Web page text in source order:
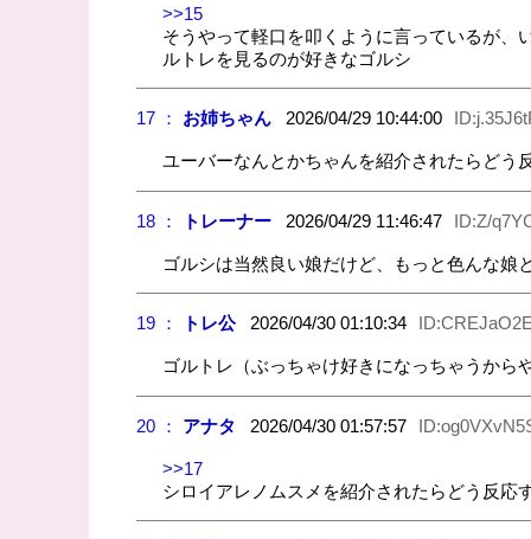
>>15
そうやって軽口を叩くように言っているが、
ルトレを見るのが好きなゴルシ
17 ： お姉ちゃん2026/04/29 10:44:00
ユーバーなんとかちゃんを紹介されたらどう
18 ： トレーナー2026/04/29 11:46:47 ID:Z/
ゴルシは当然良い娘だけど、もっと色んな娘
19 ： トレ公2026/04/30 01:10:34
ゴルトレ（ぶっちゃけ好きになっちゃうから
20 ： アナタ 2026/04/30 01:57:57
>>17
シロイアレノムスメを紹介されたらどう反応